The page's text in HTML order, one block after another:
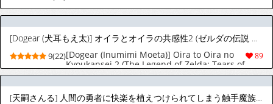
[Dogear (犬耳もえ太)] オイラとオイラの共感性2 (ゼルダの伝説 ティアーズ オブ ザ キングダム) [英訳]
89
9(22)[Dogear (Inumimi Moeta)] Oira to Oira no
Kyoukansei 2 (The Legend of Zelda: Tears of
the Kingdom) [English] {Chin²}
[天嗣さんる] 人間の勇者に快楽を植えつけられてしまう触手魔族の話 番外編︱被人类勇者强行植入快感的触手魔族的故事 番外篇 [Chinese][全1话]